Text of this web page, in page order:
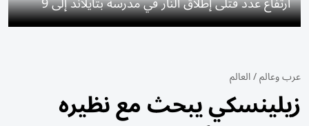
عرب وعالم/العالم
زيلينسكي يبحث مع نظيره